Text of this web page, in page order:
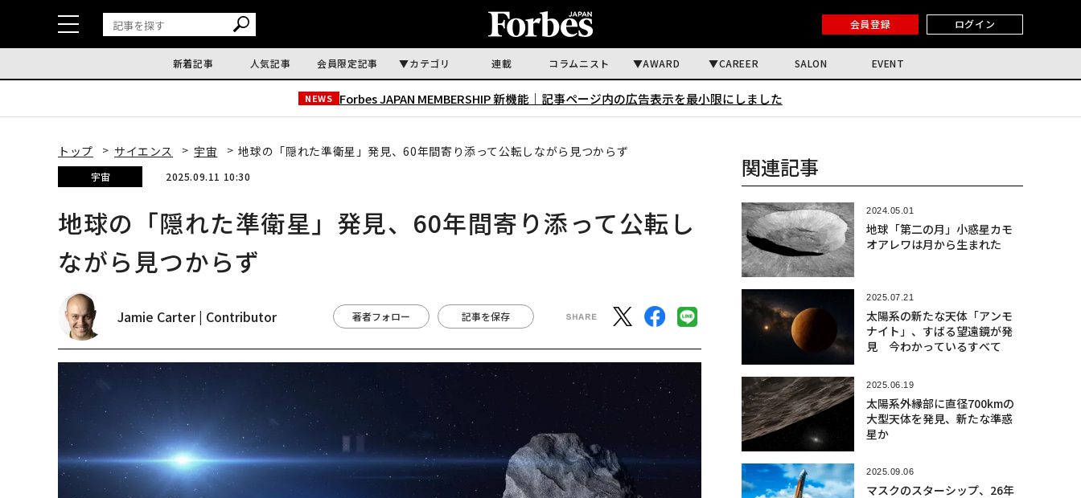
会員登録 ログイン
新着記事 人気記事 会員限定記事 カテゴリ 連載 コラムニスト AWARD CAREER SALON EVENT
NEWS Forbes JAPAN MEMBERSHIP 新機能｜ 記事ページ内の広告表示を最小限にしました
トップ サイエンス 宇宙 地球の「隠れた準衛星」発見、60年間寄り添って公転しながら見つからず
宇宙 2025.09.11 10:30
地球の「隠れた準衛星」発見、60年間寄り添って公転し
ながら見つからず
Jamie Carter | Contributor 著者フォロー 記事を保存
関連記事
2024.05.01
地球「第二の月」小惑星カモ
オアレワは月から生まれた
2025.07.21
太陽系の新たな天体「アンモ
ナイト」、すばる望遠鏡が発
見 今わかっているすべて
2025.06.19
太陽系外縁部に直径700kmの
大型天体を発見、新たな準惑
星か
2025.09.06
マスクのスターシップ、26年